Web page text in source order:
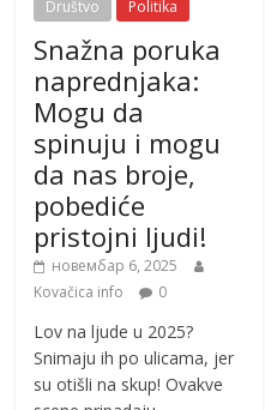
Društvo
Politika
Snažna poruka
naprednjaka:
Mogu da
spinuju i mogu
da nas broje,
pobediće
pristojni ljudi!
новембар 6, 2025
Kovačica info
0
Lov na ljude u 2025?
Snimaju ih po ulicama, jer
su otišli na skup! Ovakve